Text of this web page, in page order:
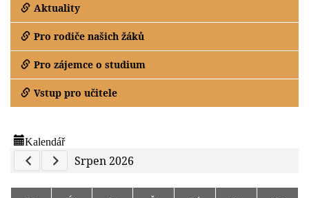
Aktuality
Pro rodiče našich žáků
Pro zájemce o studium
Vstup pro učitele
Kalendář
Previous Calendar
Next Calendar
Srpen 2026